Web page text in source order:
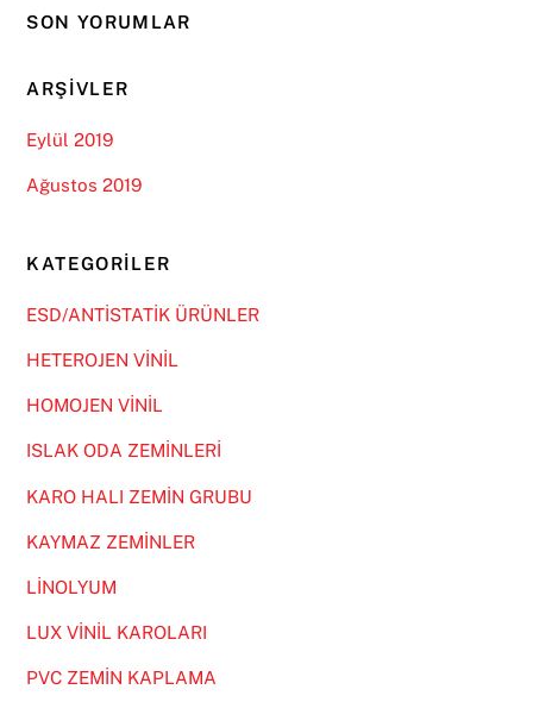
SON YORUMLAR
ARŞIVLER
Eylül 2019
Ağustos 2019
KATEGORILER
ESD/ANTİSTATİK ÜRÜNLER
HETEROJEN VİNİL
HOMOJEN VİNİL
ISLAK ODA ZEMİNLERİ
KARO HALI ZEMİN GRUBU
KAYMAZ ZEMİNLER
LİNOLYUM
LUX VİNİL KAROLARI
PVC ZEMİN KAPLAMA